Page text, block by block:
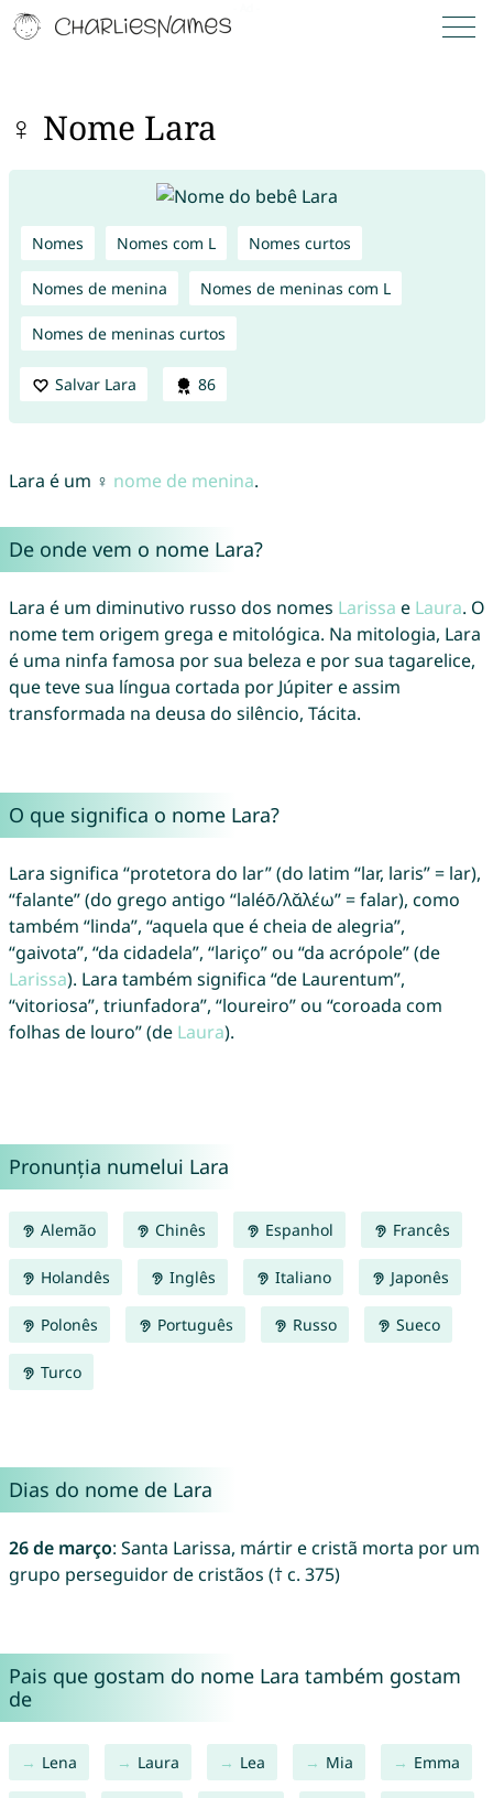
♀ Nome Lara
Nomes Nomes com L Nomes curtos
Nomes de menina Nomes de meninas com L
Nomes de meninas curtos
Salvar Lara 86
Lara é um ♀ nome de menina.
De onde vem o nome Lara?
Lara é um diminutivo russo dos nomes Larissa e Laura. O
nome tem origem grega e mitológica. Na mitologia, Lara
é uma ninfa famosa por sua beleza e por sua tagarelice,
que teve sua língua cortada por Júpiter e assim
transformada na deusa do silêncio, Tácita.
O que significa o nome Lara?
Lara significa “protetora do lar” (do latim “lar, laris” = lar),
“falante” (do grego antigo “laléō/λᾰλέω” = falar), como
também “linda”, “aquela que é cheia de alegria”,
“gaivota”, “da cidadela”, “lariço” ou “da acrópole” (de
Larissa). Lara também significa “de Laurentum”,
“vitoriosa”, triunfadora”, “loureiro” ou “coroada com
folhas de louro” (de Laura).
Pronunția numelui Lara
Alemão Chinês Espanhol Francês
Holandês Inglês Italiano Japonês
Polonês Português Russo Sueco
Turco
Dias do nome de Lara
26 de março: Santa Larissa, mártir e cristã morta por um
grupo perseguidor de cristãos († c. 375)
Pais que gostam do nome Lara também gostam
de
Lena Laura Lea Mia Emma